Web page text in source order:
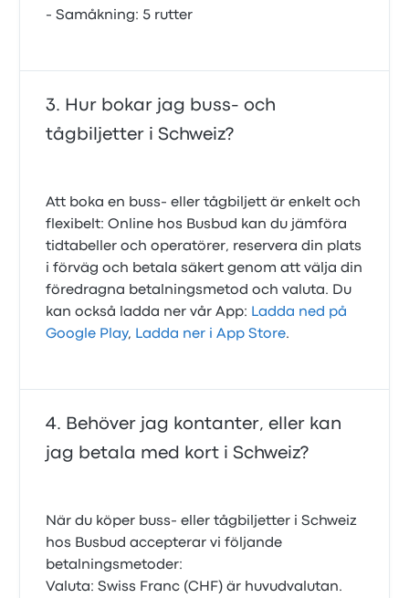
- Samåkning: 5 rutter
Hur bokar jag buss- och
tågbiljetter i Schweiz?
Att boka en buss- eller tågbiljett är enkelt och
flexibelt: Online hos Busbud kan du jämföra
tidtabeller och operatörer, reservera din plats
i förväg och betala säkert genom att välja din
föredragna betalningsmetod och valuta. Du
kan också ladda ner vår App: Ladda ned på
Google Play, Ladda ner i App Store.
Behöver jag kontanter, eller kan
jag betala med kort i Schweiz?
När du köper buss- eller tågbiljetter i Schweiz
hos Busbud accepterar vi följande
betalningsmetoder:
Valuta: Swiss Franc (CHF) är huvudvalutan.